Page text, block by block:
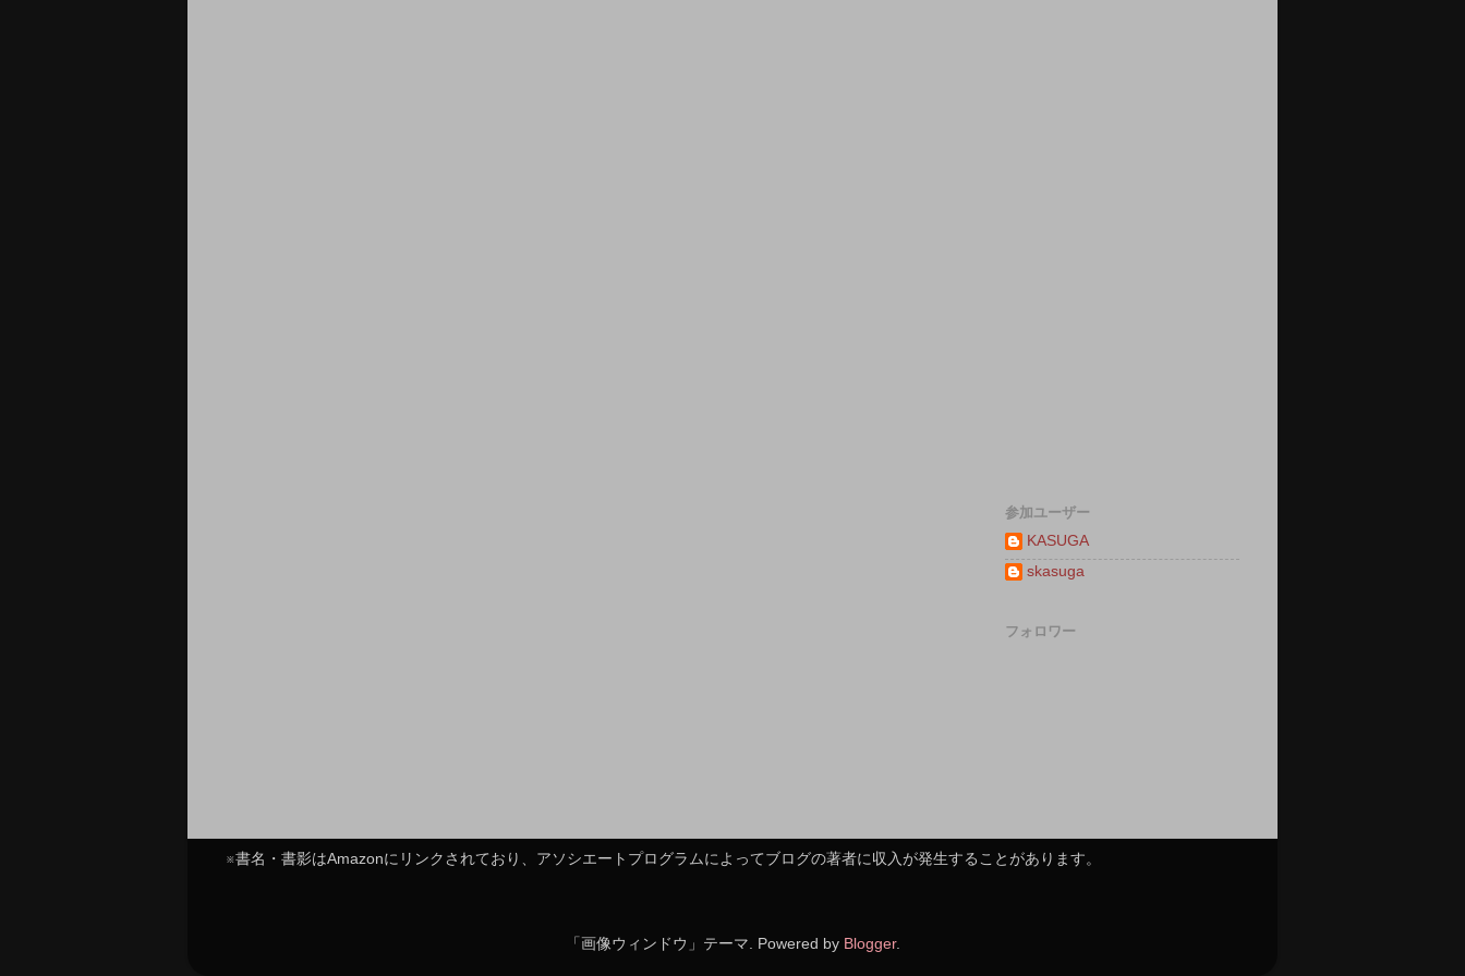
参加ユーザー
KASUGA
skasuga
フォロワー
※書名・書影はAmazonにリンクされており、アソシエートプログラムによってブログの著者に収入が発生することがあります。
「画像ウィンドウ」テーマ. Powered by Blogger.